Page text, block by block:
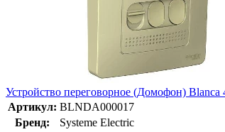
Устройство переговорное (Домофон)
Артикул: BLNDA000017
Бренд:
Systeme Electric